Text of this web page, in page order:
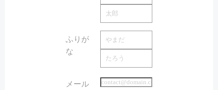
ふりが
な
必須
メール